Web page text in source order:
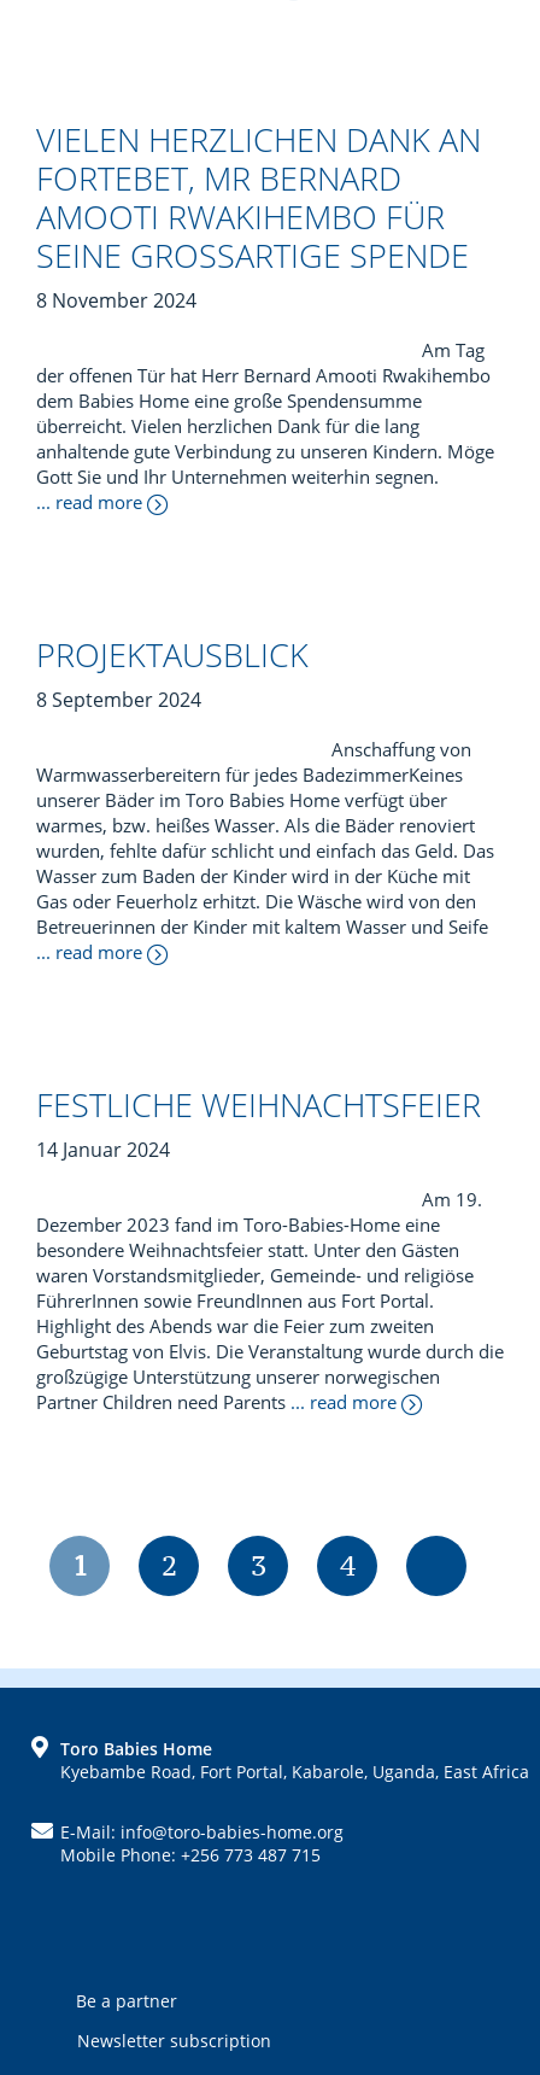
VIELEN HERZLICHEN DANK AN
FORTEBET, MR BERNARD
AMOOTI RWAKIHEMBO FÜR
SEINE GROSSARTIGE SPENDE
8 November 2024
Am Tag
der offenen Tür hat Herr Bernard Amooti Rwakihembo
dem Babies Home eine große Spendensumme
überreicht. Vielen herzlichen Dank für die lang
anhaltende gute Verbindung zu unseren Kindern. Möge
Gott Sie und Ihr Unternehmen weiterhin segnen.
... read more
PROJEKTAUSBLICK
8 September 2024
Anschaffung von
Warmwasserbereitern für jedes BadezimmerKeines
unserer Bäder im Toro Babies Home verfügt über
warmes, bzw. heißes Wasser. Als die Bäder renoviert
wurden, fehlte dafür schlicht und einfach das Geld. Das
Wasser zum Baden der Kinder wird in der Küche mit
Gas oder Feuerholz erhitzt. Die Wäsche wird von den
Betreuerinnen der Kinder mit kaltem Wasser und Seife
... read more
FESTLICHE WEIHNACHTSFEIER
14 Januar 2024
Am 19.
Dezember 2023 fand im Toro-Babies-Home eine
besondere Weihnachtsfeier statt. Unter den Gästen
waren Vorstandsmitglieder, Gemeinde- und religiöse
FührerInnen sowie FreundInnen aus Fort Portal.
Highlight des Abends war die Feier zum zweiten
Geburtstag von Elvis. Die Veranstaltung wurde durch die
großzügige Unterstützung unserer norwegischen
Partner Children need Parents ... read more
Seite
1 Seite
2 Seite
3 Seite
4
FOOTERToro Babies Home
Kyebambe Road, Fort Portal, Kabarole, Uganda, East Africa
E-Mail: info@toro-babies-home.org
Mobile Phone: +256 773 487 715
Be a partner
Newsletter subscription